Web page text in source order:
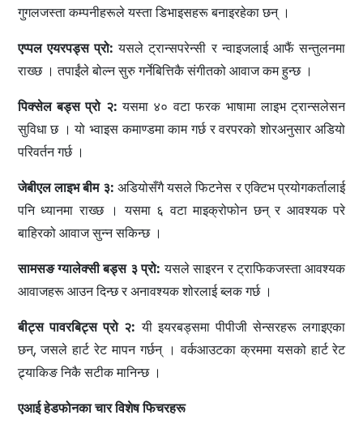
गुगलजस्ता कम्पनीहरूले यस्ता डिभाइसहरू बनाइरहेका छन् ।
एप्पल एयरपड्स प्रो: यसले ट्रान्सपरेन्सी र न्वाइजलाई आफैं सन्तुलनमा
राख्छ । तपाईंले बोल्न सुरु गर्नेबित्तिकै संगीतको आवाज कम हुन्छ ।
पिक्सेल बड्स प्रो २: यसमा ४० वटा फरक भाषामा लाइभ ट्रान्सलेसन
सुविधा छ । यो भ्वाइस कमाण्डमा काम गर्छ र वरपरको शोरअनुसार अडियो
परिवर्तन गर्छ ।
जेबीएल लाइभ बीम ३: अडियोसँगै यसले फिटनेस र एक्टिभ प्रयोगकर्तालाई
पनि ध्यानमा राख्छ । यसमा ६ वटा माइक्रोफोन छन् र आवश्यक परे
बाहिरको आवाज सुन्न सकिन्छ ।
सामसङ ग्यालेक्सी बड्स ३ प्रो: यसले साइरन र ट्राफिकजस्ता आवश्यक
आवाजहरू आउन दिन्छ र अनावश्यक शोरलाई ब्लक गर्छ ।
बीट्स पावरबिट्स प्रो २:यी इयरबड्समा पीपीजी सेन्सरहरू लगाइएका
छन्, जसले हार्ट रेट मापन गर्छन् । वर्कआउटका क्रममा यसको हार्ट रेट
ट्र्याकिङ निकै सटीक मानिन्छ ।
एआई हेडफोनका चार विशेष फिचरहरू